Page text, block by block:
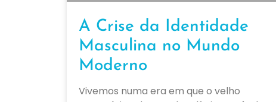
A Crise da Identidade
Masculina no Mundo
Moderno
Vivemos numa era em que o velho